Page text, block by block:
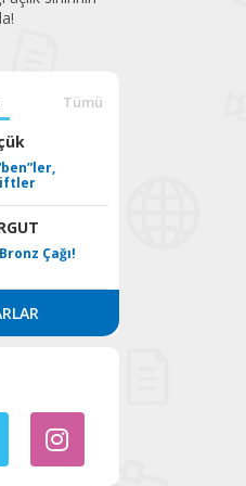
Tümü
Çağı!